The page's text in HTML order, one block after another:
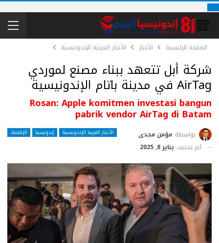
الصفحة الرئيسية الأخبار الأخبار العربية الإندونيسية
شركة أبل تتعهد ببناء مصنع لموردي
AirTag في مدينة باتام الإندونيسية
Rosan: Apple komitmen investasi bangun
pabrik vendor AirTag di Batam
الأخبار العربية الإندونيسية إندونيسيا الإقتصاد بواسطة مؤمن مجدى
آخر تحديث يناير 8, 2025